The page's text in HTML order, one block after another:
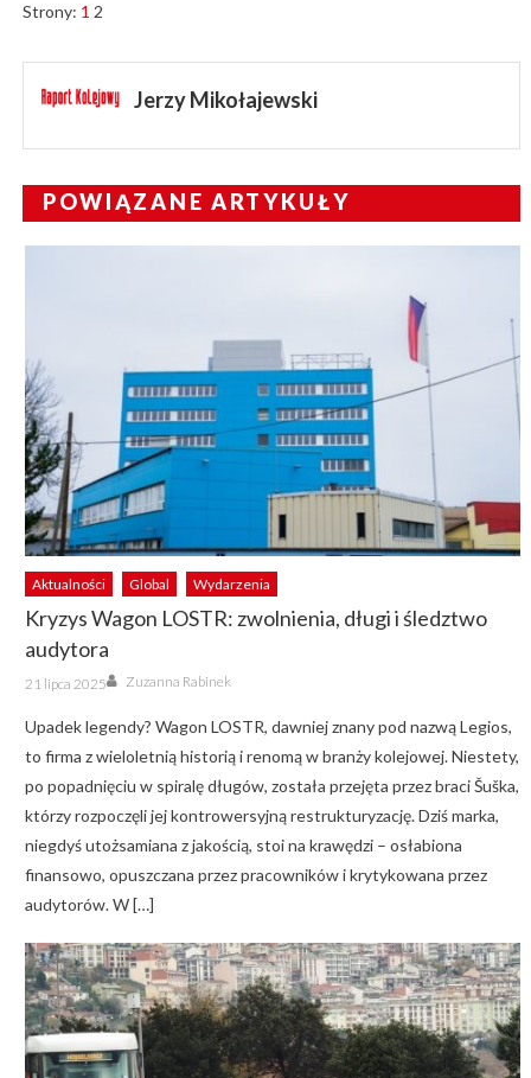
Strony: 1 2
Jerzy Mikołajewski
POWIĄZANE ARTYKUŁY
Aktualności Global Wydarzenia
Kryzys Wagon LOSTR: zwolnienia, długi i śledztwo
audytora
Posted
on
21 lipca 2025 Author
Zuzanna Rabinek
Upadek legendy? Wagon LOSTR, dawniej znany pod nazwą Legios,
to firma z wieloletnią historią i renomą w branży kolejowej. Niestety,
po popadnięciu w spiralę długów, została przejęta przez braci Šuška,
którzy rozpoczęli jej kontrowersyjną restrukturyzację. Dziś marka,
niegdyś utożsamiana z jakością, stoi na krawędzi – osłabiona
finansowo, opuszczana przez pracowników i krytykowana przez
audytorów. W […]